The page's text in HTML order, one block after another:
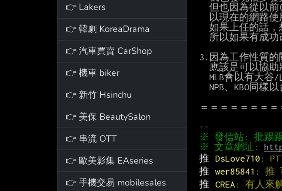
👉 Lakers
👉 韓劇 KoreaDrama
👉 汽車買賣 CarShop
👉 機車 biker
👉 新竹 Hsinchu
👉 美保 BeautySalon
👉 串流 OTT
👉 歐美影集 EAseries
👉 手機交易 mobilesales
3.因為工作性質的
＝＝＝＝＝＝＝
※ 文章網址:
推
DsLove710 :
推 wer85841 : 推
推
CREA: 有人來